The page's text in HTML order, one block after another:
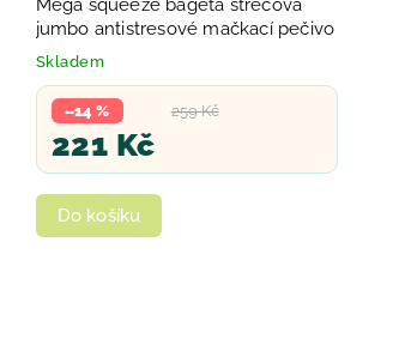
Mega squeeze bageta strečová
jumbo antistresové mačkací pečivo
Skladem
259 Kč
–14 %
221 Kč
Do košíku